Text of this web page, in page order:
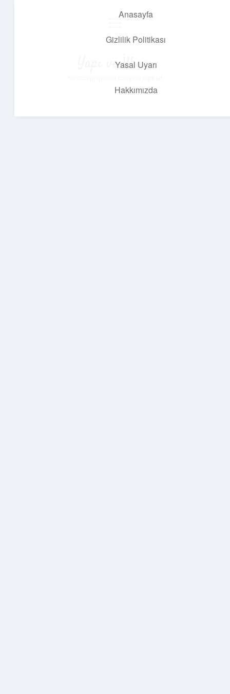
Anasayfa
Gizlilik Politikası
Yasal Uyarı
Hakkımızda
Yapı ve İlham